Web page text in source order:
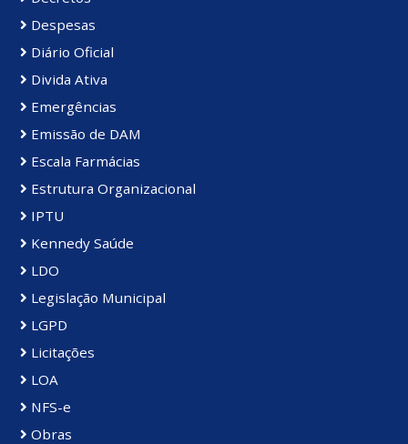
Despesas
Diário Oficial
Divida Ativa
Emergências
Emissão de DAM
Escala Farmácias
Estrutura Organizacional
IPTU
Kennedy Saúde
LDO
Legislação Municipal
LGPD
Licitações
LOA
NFS-e
Obras